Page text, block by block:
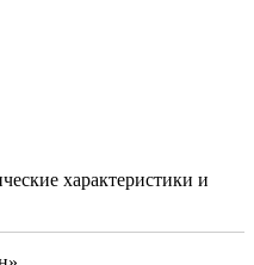
характеристики и